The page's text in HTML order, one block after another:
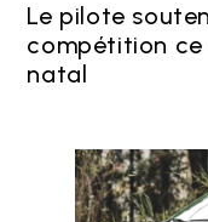
Le pilote
compétition ce
natal